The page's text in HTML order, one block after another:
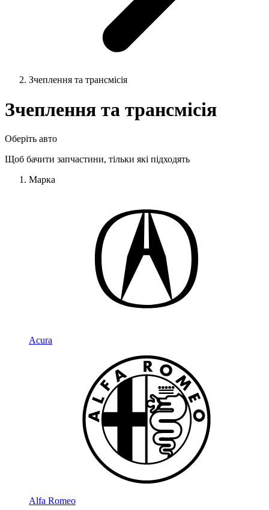
Зчеплення та трансмісія
Зчеплення та трансмісія
Оберіть авто
Щоб бачити запчастини, тільки які підходять
Марка
Acura
Alfa Romeo